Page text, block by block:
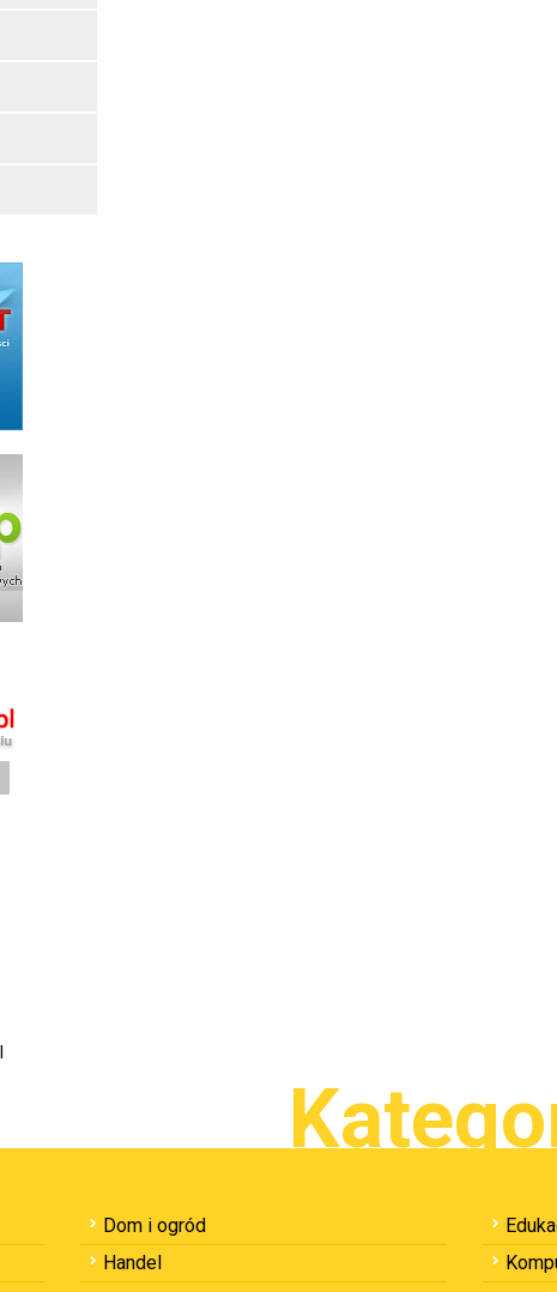
Dom i ogród
Handel